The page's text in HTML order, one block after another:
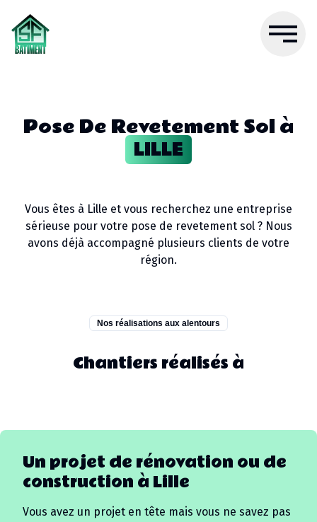
Pose De Revetement Solà
LILLE
Vous êtes à Lille et vous recherchez une entreprise
sérieuse pour votre pose de revetement sol? Nous
avons déjà accompagné plusieurs clients de votre
région.
Nos réalisations aux alentours
Chantiers réalisés à
Un projet de rénovation ou de
construction à Lille
Vous avez un projet en tête mais vous ne savez pas